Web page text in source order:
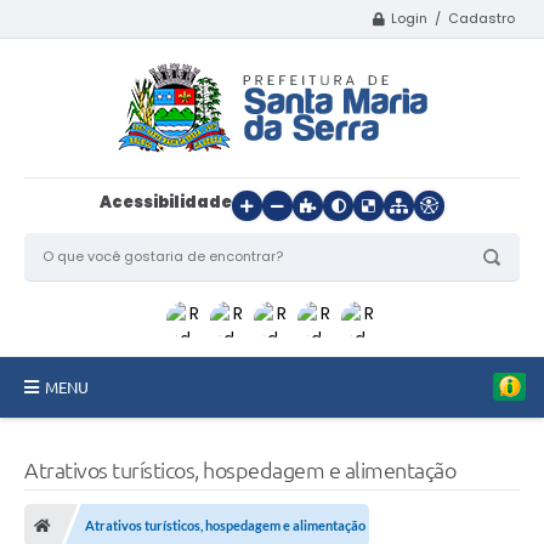
Login / Cadastro
Acessibilidade
MENU
Departamentos
Atrativos turísticos, hospedagem e alimentação
Atrativos turísticos, hospedagem e alimentação